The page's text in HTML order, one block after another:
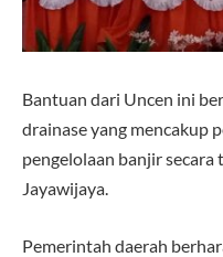
Bantuan dari Uncen ini
drainase yang mencakup
pengelolaan banjir
Jayawijaya.
Pemerintah daerah